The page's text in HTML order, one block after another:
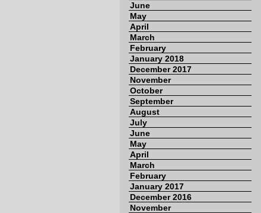
June
May
April
March
February
January 2018
December 2017
November
October
September
August
July
June
May
April
March
February
January 2017
December 2016
November